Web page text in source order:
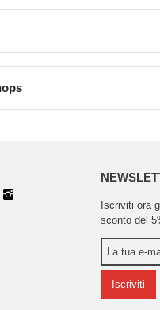
Iscriviti ora
sconto del
Iscriviti